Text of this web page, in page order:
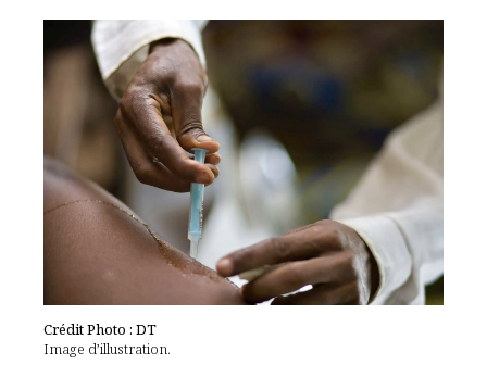
Crédit Photo : DT
Image d’illustration.